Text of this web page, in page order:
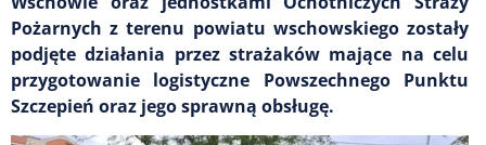
Pożarnych z terenu powiatu wschowskiego zostały
podjęte działania przez strażaków mające na celu
przygotowanie logistyczne Powszechnego Punktu
Szczepień oraz jego sprawną obsługę.